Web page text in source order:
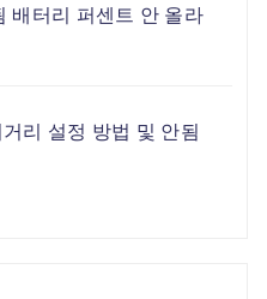
배터리 퍼센트 안 올라
리 설정 방법 및 안됨